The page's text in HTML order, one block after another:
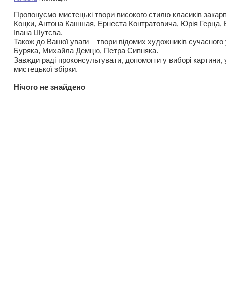
Пропонуємо мистецькі твори високого стилю класиків
Коцки, Антона Кашшая, Ернеста Контратовича, Юрія
Івана Шутєва.
Також до Вашої уваги – твори відомих художників
Буряка, Михайла Демцю, Петра Сипняка.
Завжди раді проконсультувати, допомогти у виборі картини,
мистецької збірки.
Нiчого не знайдено